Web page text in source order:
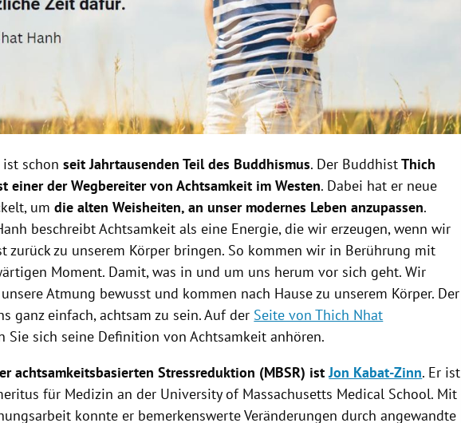
ist schonseit Jahrtausenden Teil des Buddhismus. Der BuddhistThich
einer der Wegbereiter von Achtsamkeit im Westen. Dabei hat er neue
umdie alten Weisheiten, an unser modernes Leben anzupassen.
beschreibt Achtsamkeit als eine Energie, die wir erzeugen, wenn wir
zurück zu unserem Körper bringen. So kommen wir in Berührung mit
Moment. Damit, was in und um uns herum vor sich geht. Wir
Atmung bewusst und kommen nach Hause zu unserem Körper. Der
ganz einfach, achtsam zu sein. Auf der Seite von Thich Nhat
Sie sich seine Definition von Achtsamkeit anhören.
achtsamkeitsbasierten Stressreduktion (MBSR) istJon Kabat-Zinn. Er ist
für Medizin an der University of Massachusetts Medical School. Mit
konnte er bemerkenswerte Veränderungen durch angewandte